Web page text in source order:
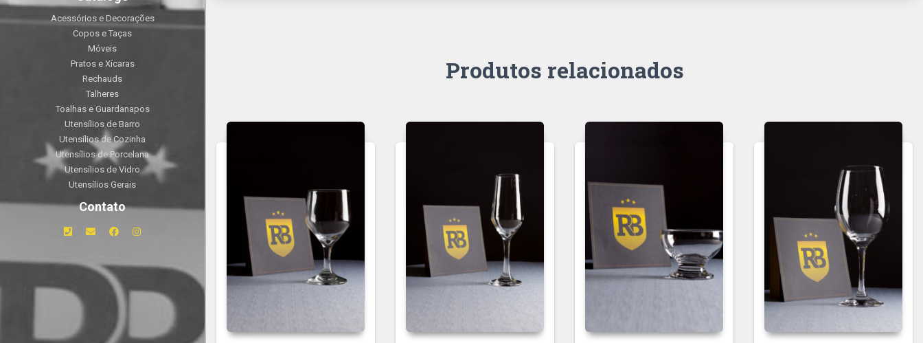
Acessórios e Decorações
Copos e Taças
Móveis
Pratos e Xícaras
Rechauds
Talheres
Toalhas e Guardanapos
Utensílios de Barro
Utensílios de Cozinha
Utensílios de Porcelana
Utensílios de Vidro
Utensílios Gerais
Contato
Produtos relacionados